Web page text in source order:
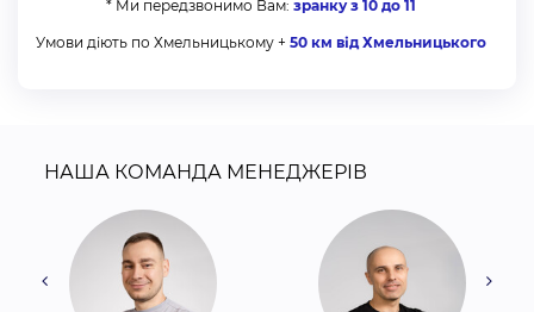
яка намотується на вал.
Ролети “день-ніч” - полотно складається із щільної та
прозорої тканини. Вона чергується між собою, тим
* Ми передзвонимо Вам: зранку з 10 до 11
Умови діють по Хмельницькому + 50 км від Хмельницького
НАША КОМАНДА МЕНЕДЖЕРІВ